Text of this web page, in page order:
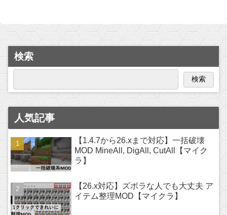
検索
検索
人気記事
【1.4.7から26.xまで対応】一括破壊
MOD MineAll, DigAll, CutAll【マイク
ラ】
【26.x対応】ズボラな人でも大丈夫 ア
イテム整理MOD【マイクラ】